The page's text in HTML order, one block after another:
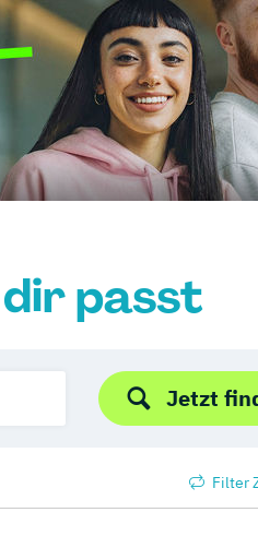
dir passt
Jetzt
Filter